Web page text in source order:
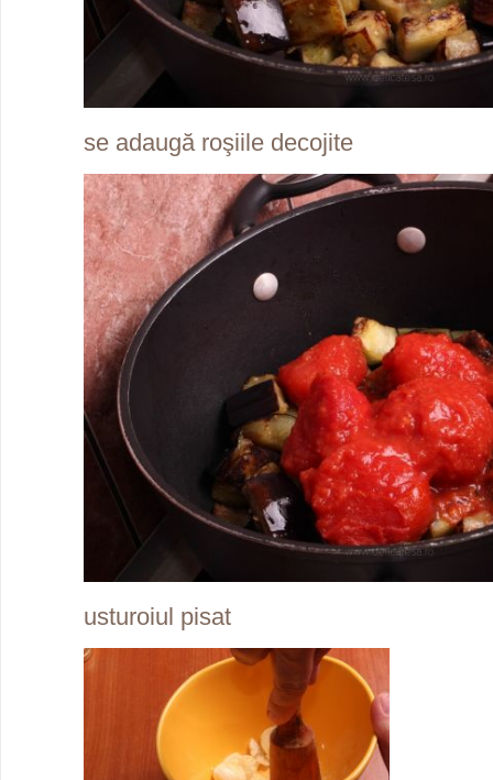
se adaugă roşiile decojite
usturoiul pisat